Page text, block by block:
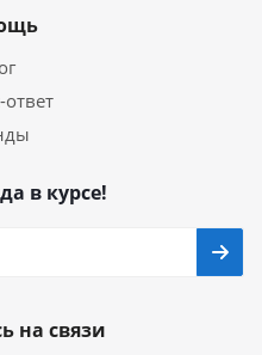
в курсе!
на связи